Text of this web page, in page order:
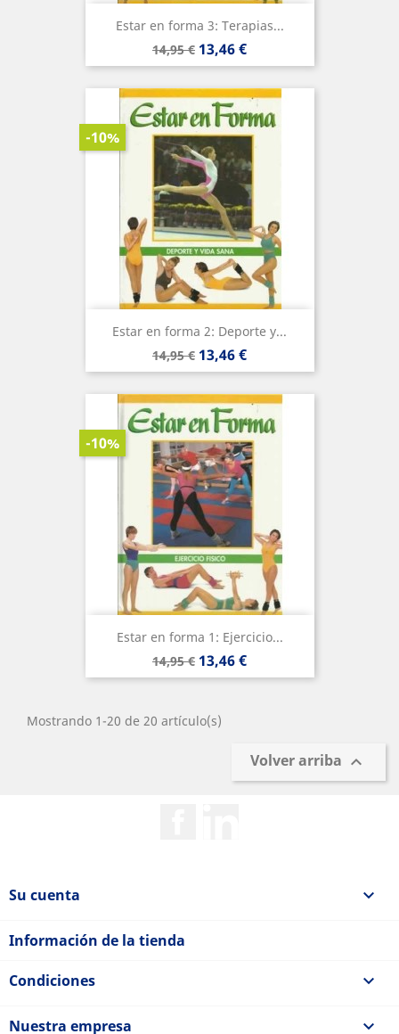
Estar en forma 3: Terapias...
Precio
base
14,95 € Precio
13,46 €
Estar en forma 2: Deporte y...
Precio
base
14,95 €
-10%
Precio
13,46 €
Estar en forma 1: Ejercicio...
Precio
base
14,95 €
-10%
Precio
13,46 €
Mostrando 1-20 de 20 artículo(s)
Volver arriba 
Su cuenta 
Información de la tienda
Condiciones 
Nuestra empresa 